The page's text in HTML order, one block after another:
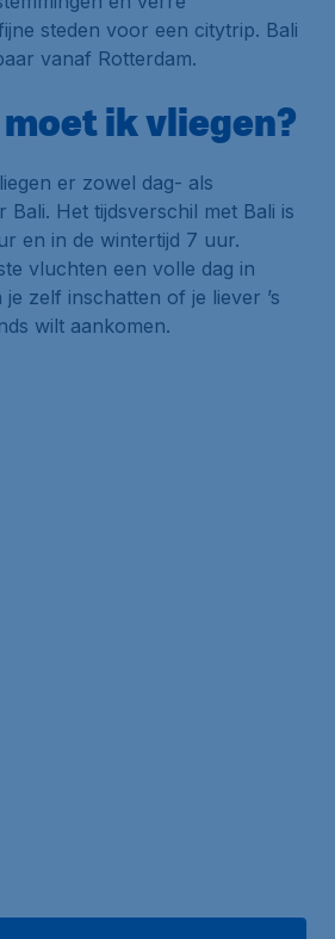
steden voor een citytrip. Bali
vanaf Rotterdam.
ik vliegen?
er zowel dag- als
Bali. Het tijdsverschil met Bali is
en in de wintertijd 7 uur.
vluchten een volle dag in
zelf inschatten of je liever ’s
wilt aankomen.